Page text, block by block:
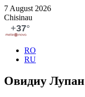
7 August 2026
Chisinau
RO
RU
Овидиу Лупан